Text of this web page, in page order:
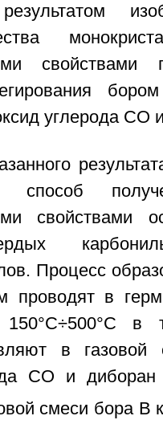
свойствами
углерода СО
способ
свойствами
Процесс
проводят в
150°С÷500°С в
в газовой
СО и
смеси бора В